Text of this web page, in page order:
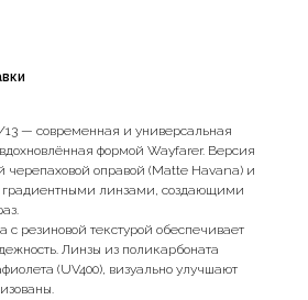
13 — современная и универсальная
формой Wayfarer. Версия
черепаховой оправой (Matte Havana) и
линзами, создающими
с резиновой текстурой обеспечивает
Линзы из поликарбоната
(UV400), визуально улучшают